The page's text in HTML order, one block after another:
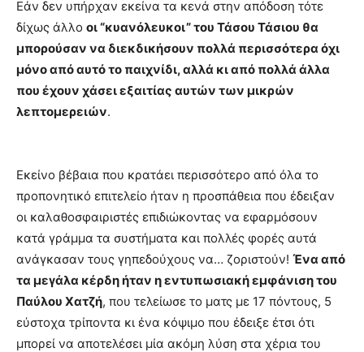
Εάν δεν υπήρχαν εκείνα τα κενά στην απόδοση τότε
δίχως άλλο οι “κυανόλευκοι” του Τάσου Τάσιου θα
μπορούσαν να διεκδικήσουν πολλά περισσότερα όχι
μόνο από αυτό το παιχνίδι, αλλά κι από πολλά άλλα
που έχουν χάσει εξαιτίας αυτών των μικρών
λεπτομερειών.
Εκείνο βέβαια που κρατάει περισσότερο από όλα το
προπονητικό επιτελείο ήταν η προσπάθεια που έδειξαν
οι καλαθοσφαιριστές επιδιώκοντας να εφαρμόσουν
κατά γράμμα τα συστήματα και πολλές φορές αυτά
ανάγκασαν τους γηπεδούχους να… ζοριστούν! Ένα από
τα μεγάλα κέρδη ήταν η εντυπωσιακή εμφάνιση του
Παύλου Χατζή, που τελείωσε το ματς με 17 πόντους, 5
εύστοχα τρίποντα κι ένα κόψιμο που έδειξε έτσι ότι
μπορεί να αποτελέσει μία ακόμη λύση στα χέρια του